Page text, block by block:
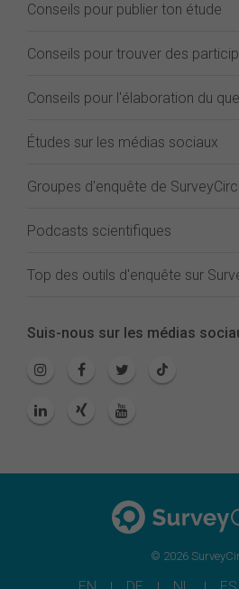
Conseils pour publier ton étude
Conseils pour trouver des
Conseils pour l'élaboration du
Études sur les médias sociaux
Groupes d'enquête de
Podcasts scientifiques
Top des outils d'enquête sur
Suis-nous sur les médias
© 2026